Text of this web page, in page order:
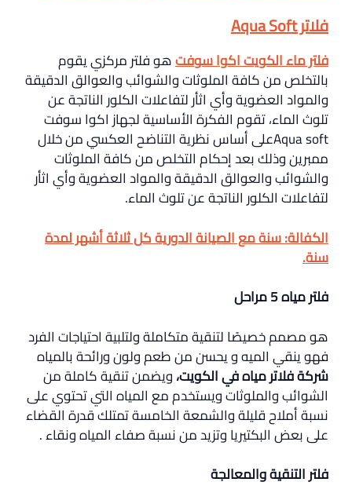
فلاتر Aqua Soft
فلتر ماء الكويت اكوا سوفتهو فلتر مركزي يقوم
بالتخلص من كافة الملوثات والشوائب والعوالق الدقيقة
والمواد العضوية وأي اثأر لتفاعلات الكلور الناتجة عن
تلوث الماء، تقوم الفكرة الأساسية لجهاز اكوا سوفت
Aqua softعلى أساس نظرية التناضح العكسي من خلال
ممبرين وذلك بعد إحكام التخلص من كافة الملوثات
والشوائب والعوالق الدقيقة والمواد العضوية وأي اثأر
لتفاعلات الكلور الناتجة عن تلوث الماء.
الكفالة: سنة مع الصيانة الدورية كل ثلاثة أشهر لمدة
سنة.
فلتر مياه 5 مراحل
هو مصمم خصيصًا لتنقية متكاملة ولتلبية احتياجات الفرد
فهو ينقي الميه و يحسن من طعم ولون ورائحة بالمياه
شركة فلاتر مياه في الكويت،ويضمن تنقية كاملة من
الشوائب والملوثات ويستخدم مع المياه التي تحتوي على
نسبة أملاح قليلة والشمعة الخامسة تمتلك قدرة القضاء
على بعض البكتيريا وتزيد من نسبة صفاء المياه ونقاء .
فلتر التنقية والمعالجة